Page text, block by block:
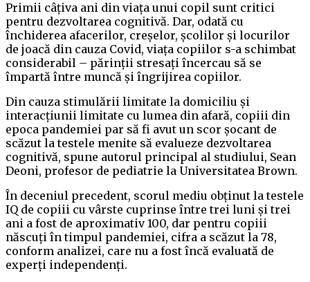
Primii câțiva ani din viața unui copil sunt critici
pentru dezvoltarea cognitivă. Dar, odată cu
închiderea afacerilor, creșelor, școlilor și locurilor
de joacă din cauza Covid, viața copiilor s-a schimbat
considerabil – părinții stresați încercau să se
împartă între muncă și îngrijirea copiilor.
Din cauza stimulării limitate la domiciliu și
interacțiunii limitate cu lumea din afară, copiii din
epoca pandemiei par să fi avut un scor șocant de
scăzut la testele menite să evalueze dezvoltarea
cognitivă, spune autorul principal al studiului, Sean
Deoni, profesor de pediatrie la Universitatea Brown.
În deceniul precedent, scorul mediu obținut la testele
IQ de copiii cu vârste cuprinse între trei luni și trei
ani a fost de aproximativ 100, dar pentru copiii
născuți în timpul pandemiei, cifra a scăzut la 78,
conform analizei, care nu a fost încă evaluată de
experți independenți.